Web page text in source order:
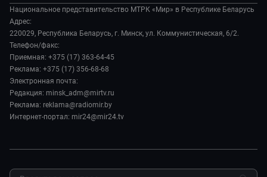
Происшествия
Наука и технологии
Здоровье и медицина
Авто
Культура
Спорт
Все как у людей
Вместе выгодно
Евразия. Культурно
Евразия. Регионы
Наши иностранцы
Пять причин поехать в...
Сделано в Содружестве
История
Руководство
Лица мира
Новости
Пресса о нас
Карьера
Реклама
Национальное представительство МТРК «Мир» в Республике Беларусь
Адрес:
220029, Республика Беларусь, г. Минск, ул. Коммунистическая, 6/2.
Телефон/факс:
Приемная: +375 (17) 363-64-45
Реклама: +375 (17) 356-68-68
Электронная почта:
Редакция: minsk_adm@mirtv.ru
Реклама: reklama@radiomir.by
Интернет-портал: mir24@mir24.tv